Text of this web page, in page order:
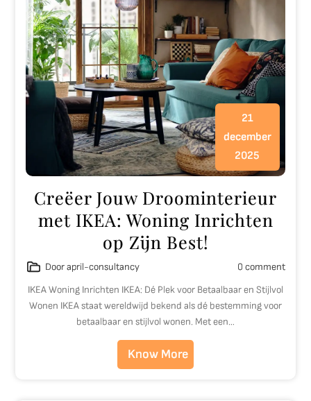
21
december
2025
Creëer Jouw Droominterieur
met IKEA: Woning Inrichten
op Zijn Best!
Door april-consultancy
0 comment
IKEA Woning Inrichten IKEA: Dé Plek voor Betaalbaar en Stijlvol
Wonen IKEA staat wereldwijd bekend als dé bestemming voor
betaalbaar en stijlvol wonen. Met een…
Know More